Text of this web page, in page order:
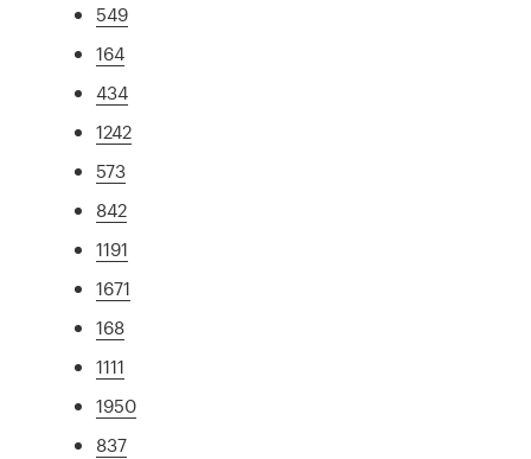
549
164
434
1242
573
842
1191
1671
168
1111
1950
837